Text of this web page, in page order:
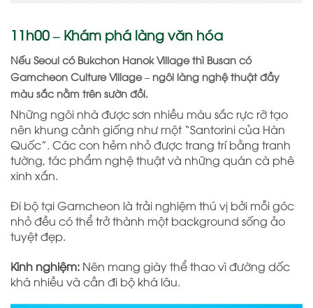
11h00 – Khám phá làng văn hóa
Nếu Seoul có Bukchon Hanok Village thì Busan có
Gamcheon Culture Village – ngôi làng nghệ thuật đầy
màu sắc nằm trên sườn đồi.
Những ngôi nhà được sơn nhiều màu sắc rực rỡ tạo
nên khung cảnh giống như một “Santorini của Hàn
Quốc”. Các con hẻm nhỏ được trang trí bằng tranh
tường, tác phẩm nghệ thuật và những quán cà phê
xinh xắn.
Đi bộ tại Gamcheon là trải nghiệm thú vị bởi mỗi góc
nhỏ đều có thể trở thành một background sống ảo
tuyệt đẹp.
Kinh nghiệm: Nên mang giày thể thao vì đường dốc
khá nhiều và cần đi bộ khá lâu.